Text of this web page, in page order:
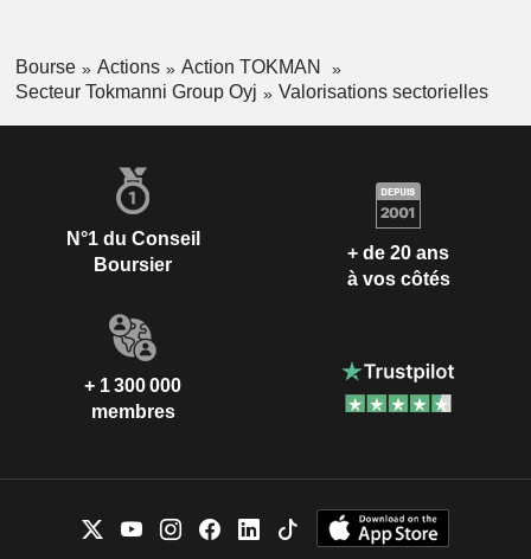
Bourse Actions
Action TOKMAN
Secteur Tokmanni Group Oyj
Valorisations sectorielles
N°1 du Conseil
Boursier
+ de 20 ans
à vos côtés
+ 1 300 000
membres